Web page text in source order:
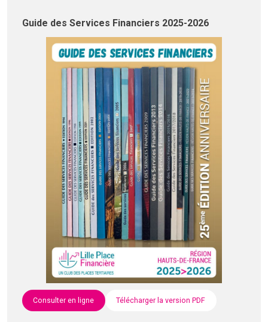
Guide des Services Financiers 2025-2026
Consulter en ligne Télécharger la version PDF